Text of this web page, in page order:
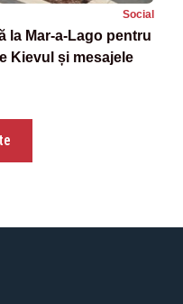
Social
la Mar-a-Lago pentru
Kievul și mesajele